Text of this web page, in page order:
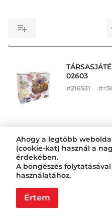
02603
#216531
PUZZLE FA
Ahogy a legtöbb
(cookie-kat) használ a
érdekében.
A böngészés
használatához.
Értem